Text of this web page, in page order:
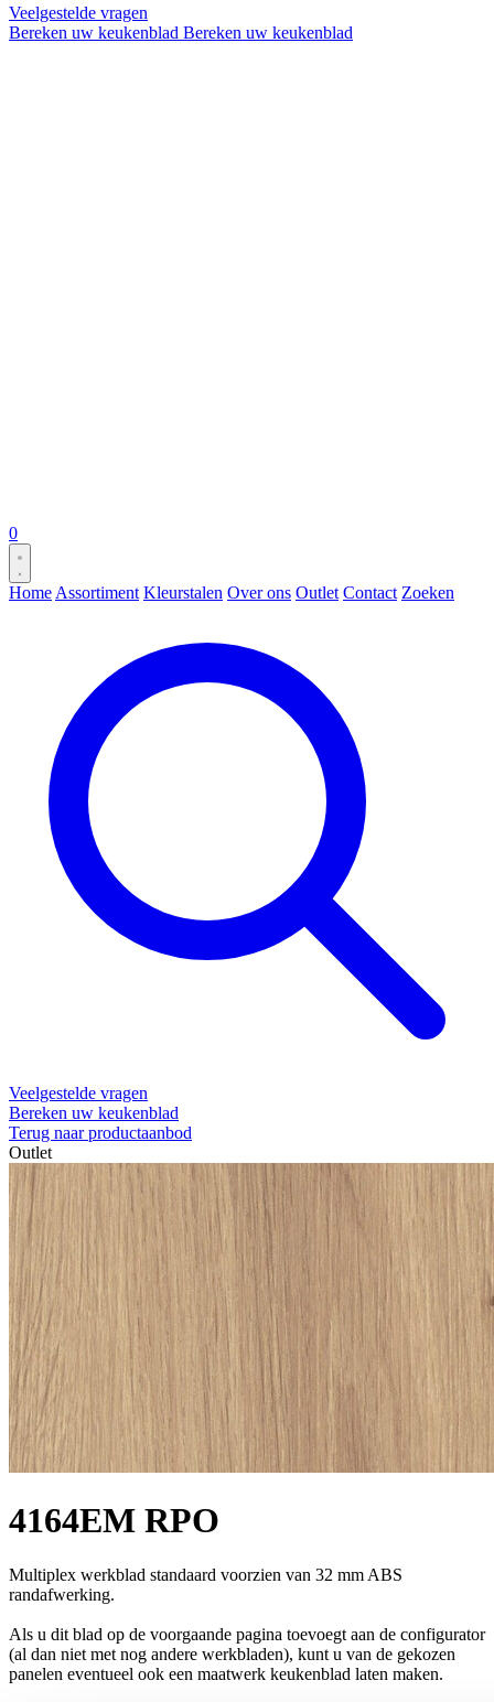
Veelgestelde vragen
Bereken uw keukenblad Bereken uw keukenblad
0
Home Assortiment Kleurstalen Over ons Outlet Contact Zoeken
Veelgestelde vragen
Bereken uw keukenblad
Terug naar productaanbod
Outlet
4164EM RPO
Multiplex werkblad standaard voorzien van 32 mm ABS
randafwerking.
Als u dit blad op de voorgaande pagina toevoegt aan de configurator
(al dan niet met nog andere werkbladen), kunt u van de gekozen
panelen eventueel ook een maatwerk keukenblad laten maken.